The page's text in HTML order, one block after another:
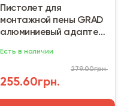
Пистолет для
монтажной пены GRAD
алюминиевый адаптер
Есть в наличии
255.60грн.
279.00грн.